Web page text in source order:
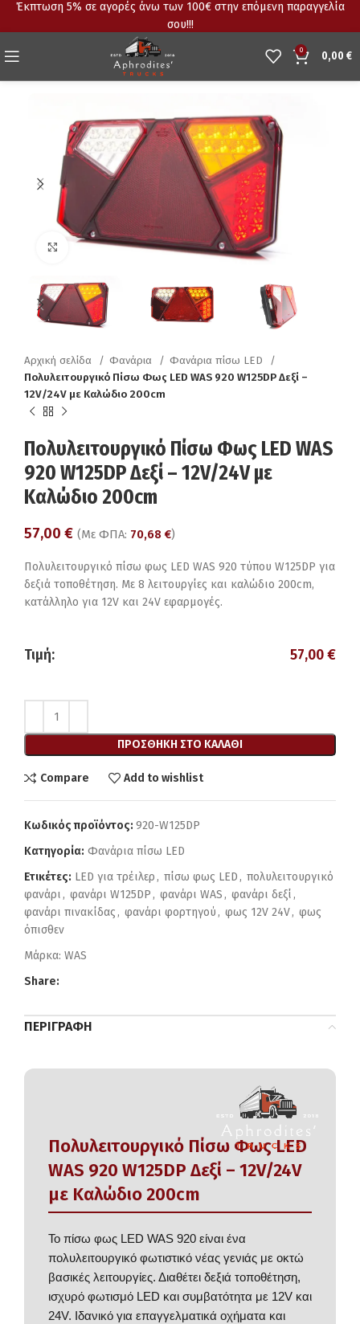
Έκπτωση 5% σε αγορές άνω των 100€ στην επόμενη παραγγελία
σου!!!
0 0,00 €
Click to enlarge
Αρχική σελίδα Φανάρια
Φανάρια πίσω LED
Πολυλειτουργικό Πίσω Φως LED WAS 920 W125DP Δεξί –
12V/24V με Καλώδιο 200cm
Πολυλειτουργικό Πίσω Φως LED WAS
920 W125DP Δεξί – 12V/24V με
Καλώδιο 200cm
57,00 € (Με ΦΠΑ: 70,68 €)
Πολυλειτουργικό πίσω φως LED WAS 920 τύπου W125DP για
δεξιά τοποθέτηση. Με 8 λειτουργίες και καλώδιο 200cm,
κατάλληλο για 12V και 24V εφαρμογές.
Τιμή: 57,00€
ΠΡΟΣΘΉΚΗ ΣΤΟ ΚΑΛΆΘΙ
Compare Add to wishlist
Κωδικός προϊόντος: 920-W125DP
Κατηγορία: Φανάρια πίσω LED
Ετικέτες: LED για τρέιλερ , πίσω φως LED , πολυλειτουργικό
φανάρι , φανάρι W125DP , φανάρι WAS , φανάρι δεξί ,
φανάρι πινακίδας , φανάρι φορτηγού , φως 12V 24V, φως
όπισθεν
Μάρκα: WAS
Share:
ΠΕΡΙΓΡΑΦΉ
Πολυλειτουργικό Πίσω Φως LED
WAS 920 W125DP Δεξί – 12V/24V
με Καλώδιο 200cm
Το πίσω φως LED WAS 920 είναι ένα
πολυλειτουργικό φωτιστικό νέας γενιάς με οκτώ
βασικές λειτουργίες. Διαθέτει δεξιά τοποθέτηση,
ισχυρό φωτισμό LED και συμβατότητα με 12V και
24V. Ιδανικό για επαγγελματικά οχήματα και